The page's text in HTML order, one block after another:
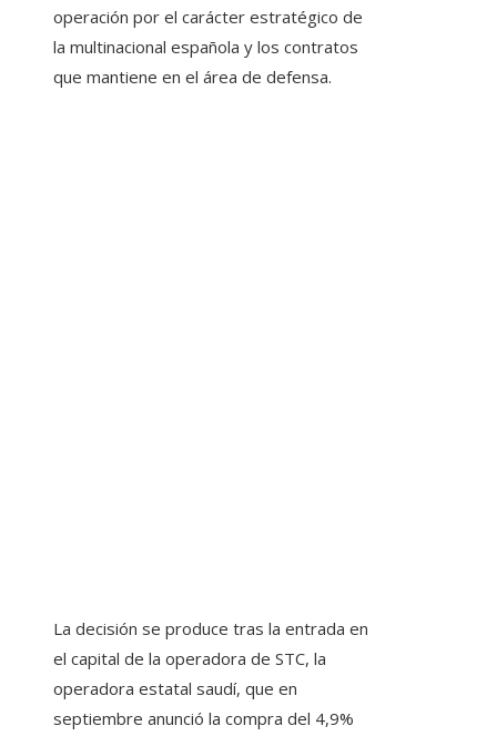
operación por el carácter estratégico de
la multinacional española y los contratos
que mantiene en el área de defensa.
La decisión se produce tras la entrada en
el capital de la operadora de STC, la
operadora estatal saudí, que en
septiembre anunció la compra del 4,9%